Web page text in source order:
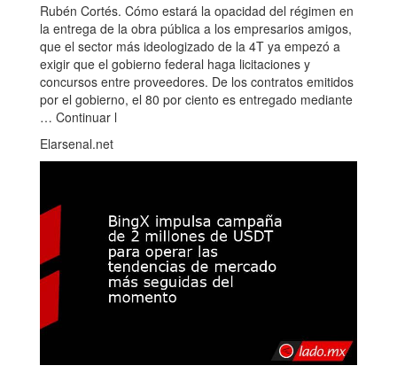
Rubén Cortés. Cómo estará la opacidad del régimen en
la entrega de la obra pública a los empresarios amigos,
que el sector más ideologizado de la 4T ya empezó a
exigir que el gobierno federal haga licitaciones y
concursos entre proveedores. De los contratos emitidos
por el gobierno, el 80 por ciento es entregado mediante
… Continuar l
Elarsenal.net